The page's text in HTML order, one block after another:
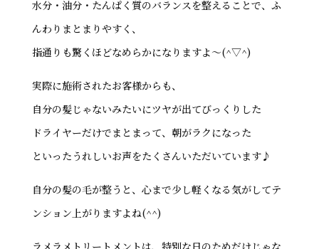
水分・油分・たんぱく質のバランスを整えることで、ふ
んわりまとまりやすく、
指通りも驚くほどなめらかになりますよ～(^▽^)
実際に施術されたお客様からも、
自分の髪じゃないみたいにツヤが出てびっくりした
ドライヤーだけでまとまって、朝がラクになった
といったうれしいお声をたくさんいただいています♪
自分の髪の毛が整うと、心まで少し軽くなる気がしてテ
ンション上がりますよね(^^)
ラメラメトリートメントは、特別な日のためだけじゃな